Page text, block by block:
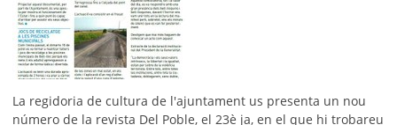
La regidoria de cultura de l'ajuntament us presenta un nou
número de la revista Del Poble, el 23è ja, en el que hi trobareu